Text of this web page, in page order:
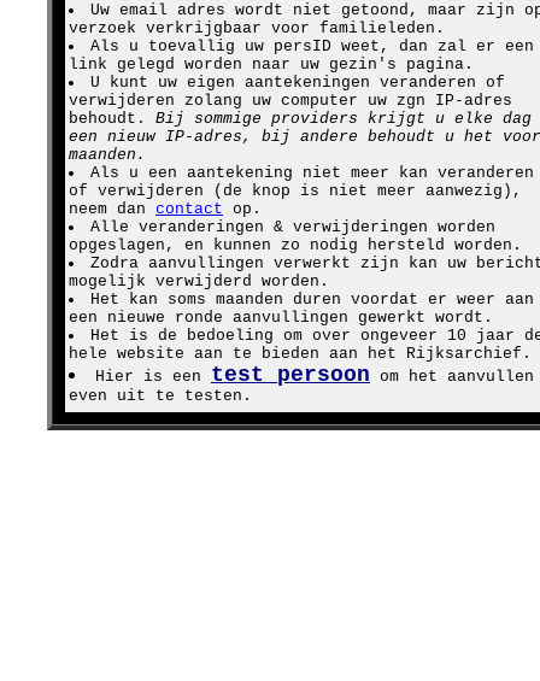
Uw email adres wordt niet getoond, maar zijn
verzoek verkrijgbaar voor familieleden.
Als u toevallig uw persID weet, dan zal er een
link gelegd worden naar uw gezin's pagina.
U kunt uw eigen aantekeningen veranderen of
verwijderen zolang uw computer uw zgn IP-adres
behoudt. Bij sommige providers krijgt u elke dag
een nieuw IP-adres, bij andere behoudt u het voor
maanden.
Als u een aantekening niet meer kan veranderen
of verwijderen (de knop is niet meer aanwezig),
neem dan contact op.
Alle veranderingen & verwijderingen worden
opgeslagen, en kunnen zo nodig hersteld worden.
Zodra aanvullingen verwerkt zijn kan uw
mogelijk verwijderd worden.
Het kan soms maanden duren voordat er weer aan
een nieuwe ronde aanvullingen gewerkt wordt.
Het is de bedoeling om over ongeveer 10 jaar
hele website aan te bieden aan het Rijksarchief.
Hier is een test persoon om het aanvullen
even uit te testen.